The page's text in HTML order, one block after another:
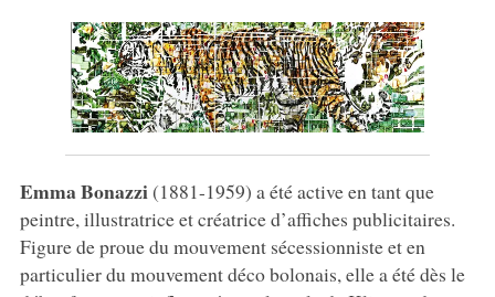
Emma Bonazzi(1881-1959) a été active en tant que
peintre, illustratrice et créatrice d’affiches publicitaires.
Figure de proue du mouvement sécessionniste et en
particulier du mouvement déco bolonais, elle a été dès le